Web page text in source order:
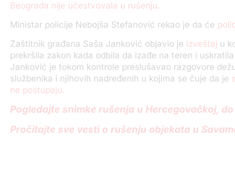
Beograda nije učestvovala u rušenju.
Ministar policije Nebojša Stefanović rekao je da će
Zaštitnik građana Saša Janković objavio je izveštaj u
prekršila zakon kada odbila da izađe na teren i
Janković je tokom kontrole preslušavao razgovore
službenika i njihovih nadređenih u kojima se čuje da je
ne postupaju.
Pogledajte snimke rušenja u Hercegovačkoj,
Pročitajte sve vesti o rušenju objekata u